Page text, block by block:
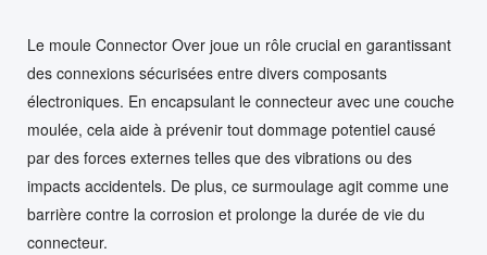
Le moule Connector Over joue un rôle crucial en garantissant
des connexions sécurisées entre divers composants
électroniques. En encapsulant le connecteur avec une couche
moulée, cela aide à prévenir tout dommage potentiel causé
par des forces externes telles que des vibrations ou des
impacts accidentels. De plus, ce surmoulage agit comme une
barrière contre la corrosion et prolonge la durée de vie du
connecteur.